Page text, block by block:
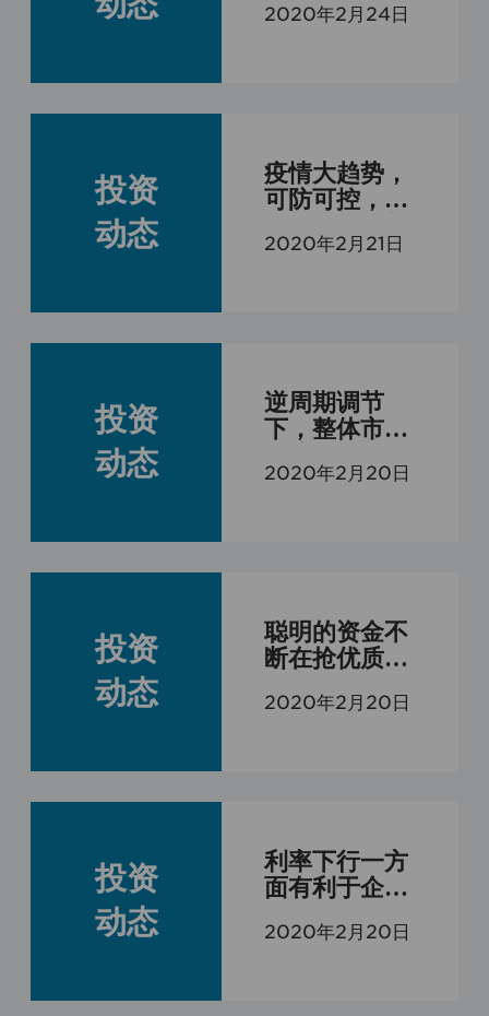
同波动率的
2020年2月24日
投资
动态
疫情大趋势，
可防可控，不
的反复跟影响
2020年2月21日
投资
动态
逆周期调节
下，整体市场
充裕
2020年2月20日
投资
动态
聪明的资金不
断在抢优质的
不会太去考虑
2020年2月20日
投资
动态
利率下行一方
面有利于企业
本，另一方面
2020年2月20日